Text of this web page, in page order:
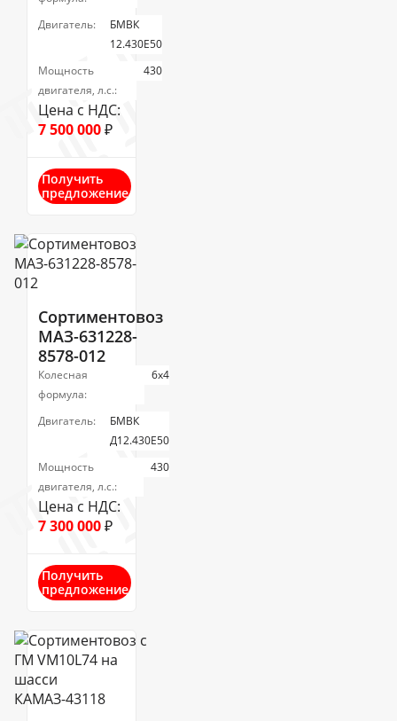
Двигатель:
БМВК
12.430E50
Мощность
двигателя, л.с.:
430
Цена с НДС:
7 500 000₽
Получить
предложение
Сортиментовоз
МАЗ-631228-
8578-012
Колесная
формула:
6х4
Двигатель:
БМВК
Д12.430E50
Мощность
двигателя, л.с.:
430
Цена с НДС:
7 300 000₽
Получить
предложение